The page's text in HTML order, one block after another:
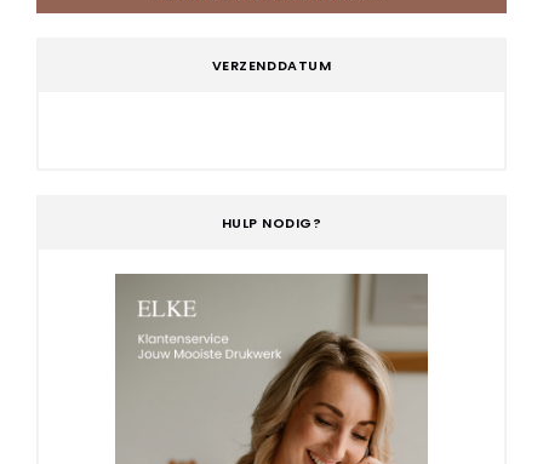
VERZENDDATUM
HULP NODIG?